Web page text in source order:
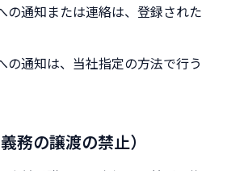
の通知または連絡は、登録された
の通知は、当社指定の方法で行う
務の譲渡の禁止）